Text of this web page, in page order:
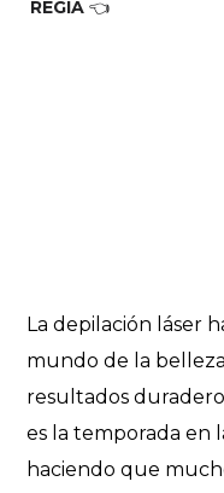
REGIA 👈
La depilación láser
mundo de la
resultados
es la temporada en
haciendo que